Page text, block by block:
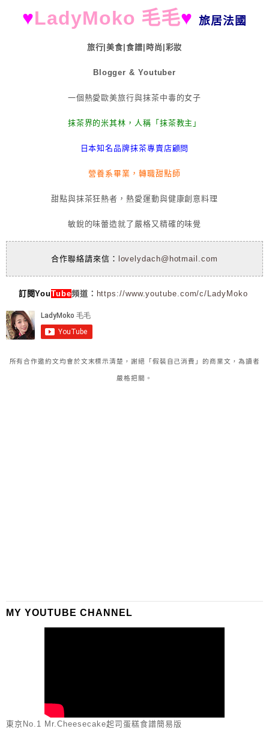
♥LadyMoko 毛毛♥ 旅居法國
旅行|美食|食譜|時尚|彩妝
Blogger & Youtuber
一個熱愛歐美旅行與抹茶中毒的女子
抹茶界的米其林，人稱「抹茶教主」
日本知名品牌抹茶專賣店顧問
營養系畢業，轉職甜點師
甜點與抹茶狂熱者，熱愛運動與健康創意料理
敏銳的味蕾造就了嚴格又精確的味覺
合作聯絡請來信： lovelydach@hotmail.com
訂閱YouTube頻道： https://www.youtube.com/c/LadyMoko
所有合作邀約文均會於文末標示清楚，謝絕「假裝自己消費」的商業文，為讀者
嚴格把關。
MY YOUTUBE CHANNEL
東京No.1 Mr.Cheesecake起司蛋糕食譜簡易版